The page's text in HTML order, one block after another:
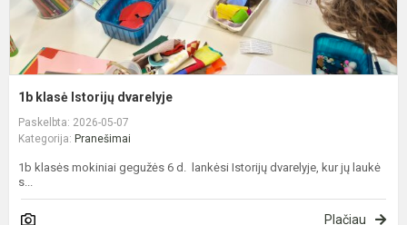
1b klasė Istorijų dvarelyje
Paskelbta: 2026-05-07
Kategorija: Pranešimai
1b klasės mokiniai gegužės 6 d. lankėsi Istorijų dvarelyje, kur jų laukė
s...
Plačiau